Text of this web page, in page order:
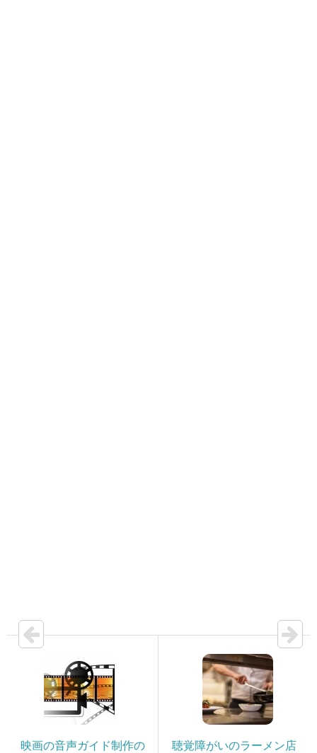
映画の音声ガイド制作の
聴覚障がいのラーメン店